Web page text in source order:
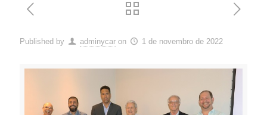
Published by adminycar on 1 de novembro de 2022